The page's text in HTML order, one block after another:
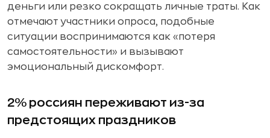
деньги или резко сокращать личные траты. Как
отмечают участники опроса, подобные
ситуации воспринимаются как «потеря
самостоятельности» и вызывают
эмоциональный дискомфорт.
2% россиян переживают из-за
предстоящих праздников